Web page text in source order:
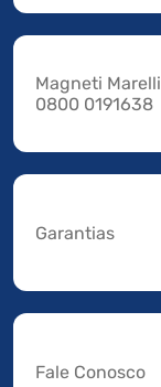
Magneti Marelli
0800 0191638
Garantias
Fale Conosco